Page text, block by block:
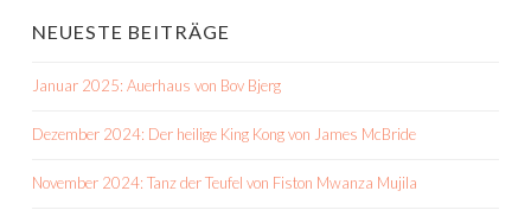
NEUESTE BEITRÄGE
Januar 2025: Auerhaus von Bov Bjerg
Dezember 2024: Der heilige King Kong von James McBride
November 2024: Tanz der Teufel von Fiston Mwanza Mujila